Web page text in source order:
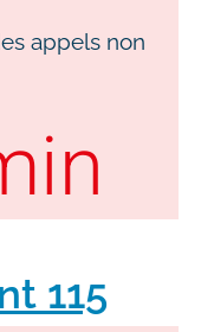
appels non
115